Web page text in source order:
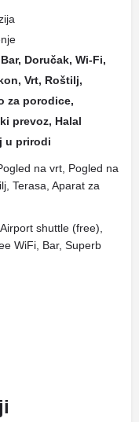
Doručak, Wi-Fi,
Vrt, Roštilj,
za porodice,
prevoz, Halal
u prirodi
na vrt, Pogled na
Terasa, Aparat za
shuttle (free),
WiFi, Bar, Superb